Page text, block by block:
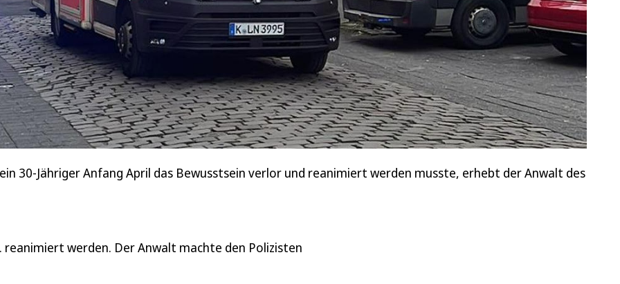
30-Jähriger Anfang April das Bewusstsein verlor und reanimiert werden musste, erhebt der Anwalt des
reanimiert werden. Der Anwalt machte den Polizisten